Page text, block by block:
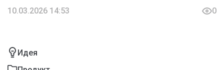
10.03.2026 14:53 0
Идея